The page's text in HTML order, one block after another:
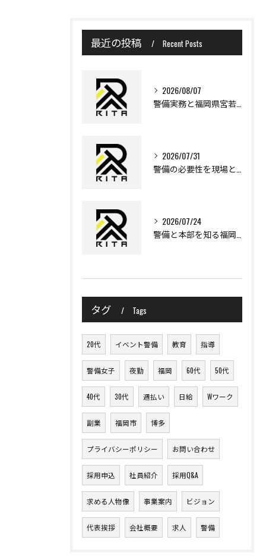
最近の投稿 Recent Posts
2026/08/07
2026/07/31
2026/07/24
タグ Tags
20代 イベント警備 教育 指導
警備女子 夜勤 福岡 60代 50代
40代 30代 週払い 日給 Wワーク
副業 福岡市 博多
プライバシーポリシー お問い合わせ
採用申込 社員紹介 採用Q&A
求める人物像 事業案内 ビジョン
代表挨拶 会社概要 求人 警備